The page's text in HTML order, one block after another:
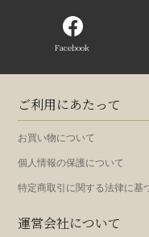
Facebook
ご利用にあたって
お買い物について
個人情報の保護について
特定商取引に関する法律に基
運営会社について